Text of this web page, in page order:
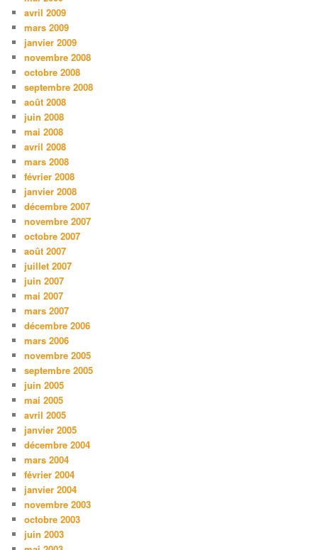
avril 2009
mars 2009
janvier 2009
novembre 2008
octobre 2008
septembre 2008
août 2008
juin 2008
mai 2008
avril 2008
mars 2008
février 2008
janvier 2008
décembre 2007
novembre 2007
octobre 2007
août 2007
juillet 2007
juin 2007
mai 2007
mars 2007
décembre 2006
mars 2006
novembre 2005
septembre 2005
juin 2005
mai 2005
avril 2005
janvier 2005
décembre 2004
mars 2004
février 2004
janvier 2004
novembre 2003
octobre 2003
juin 2003